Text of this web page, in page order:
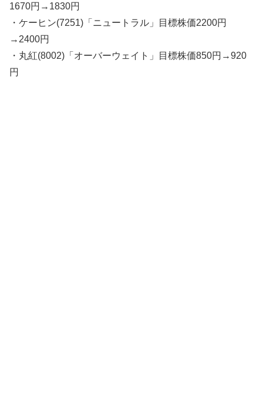
1670円→1830円
・ケーヒン(7251)「ニュートラル」目標株価2200円
→2400円
・丸紅(8002)「オーバーウェイト」目標株価850円→920
円